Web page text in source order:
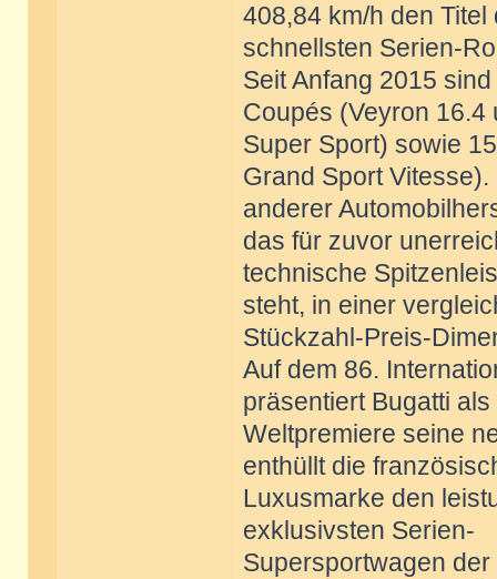
408,84 km/h den Titel
schnellsten Serien-
Seit Anfang 2015
Coupés (Veyron 16.4
Super Sport) sowie
Grand Sport Vitesse).
anderer
das für zuvor
technische
steht, in einer
Stückzahl-Preis-
Auf dem 86.
präsentiert Bugatti als
Weltpremiere seine
enthüllt die
Luxusmarke den
exklusivsten Serien-
Supersportwagen